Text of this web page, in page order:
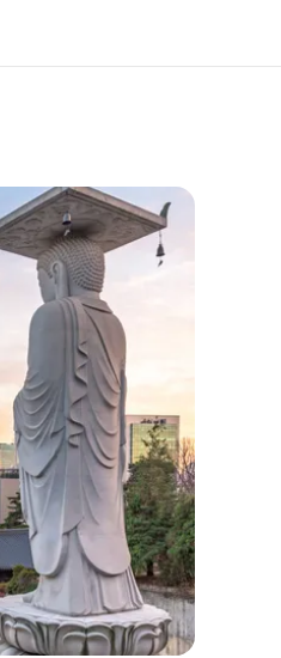
Únete al equipo